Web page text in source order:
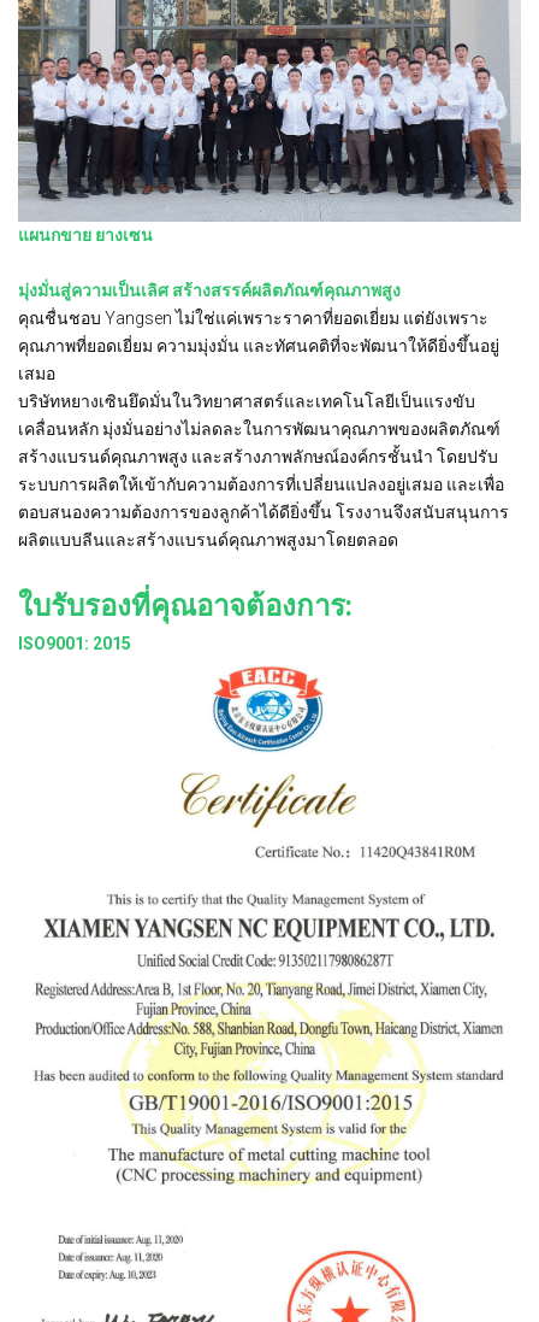
แผนกขาย ยางเซน
มุ่งมั่นสู่ความเป็นเลิศ สร้างสรรค์ผลิตภัณฑ์คุณภาพสูง
คุณชื่นชอบ Yangsen ไม่ใช่แค่เพราะราคาที่ยอดเยี่ยม แต่ยังเพราะ
คุณภาพที่ยอดเยี่ยม ความมุ่งมั่น และทัศนคติที่จะพัฒนาให้ดียิ่งขึ้นอยู่
เสมอ
บริษัทหยางเซินยึดมั่นในวิทยาศาสตร์และเทคโนโลยีเป็นแรงขับ
เคลื่อนหลัก มุ่งมั่นอย่างไม่ลดละในการพัฒนาคุณภาพของผลิตภัณฑ์
สร้างแบรนด์คุณภาพสูง และสร้างภาพลักษณ์องค์กรชั้นนำ โดยปรับ
ระบบการผลิตให้เข้ากับความต้องการที่เปลี่ยนแปลงอยู่เสมอ และเพื่อ
ตอบสนองความต้องการของลูกค้าได้ดียิ่งขึ้น โรงงานจึงสนับสนุนการ
ผลิตแบบลีนและสร้างแบรนด์คุณภาพสูงมาโดยตลอด
ใบรับรองที่คุณอาจต้องการ:
ISO9001: 2015